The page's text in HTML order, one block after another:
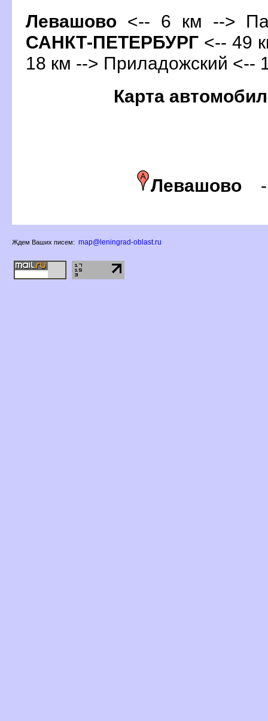
Левашово <-- 6 км -->
САНКТ-ПЕТЕРБУРГ <-- 49
18 км --> Приладожский <--
Карта
Левашово
Ждем Ваших писем: map@leningrad-oblast.ru